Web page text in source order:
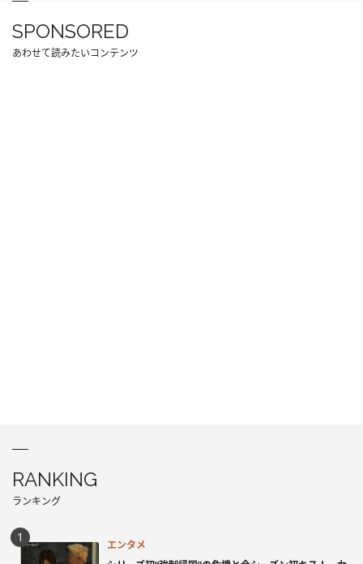
SPONSORED
あわせて読みたいコンテンツ
RANKING
ランキング
エンタメ